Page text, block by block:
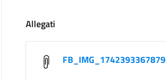
Allegati
FB_IMG_1742393367879